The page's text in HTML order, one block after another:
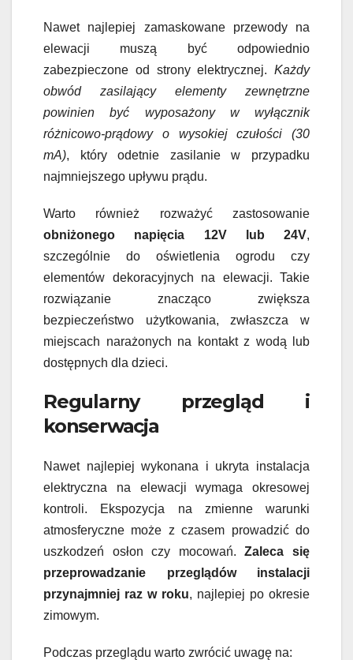
Nawet najlepiej zamaskowane przewody na
elewacji muszą być odpowiednio
zabezpieczone od strony elektrycznej. Każdy
obwód zasilający elementy zewnętrzne
powinien być wyposażony w wyłącznik
różnicowo-prądowy o wysokiej czułości (30
mA), który odetnie zasilanie w przypadku
najmniejszego upływu prądu.
Warto również rozważyć zastosowanie
obniżonego napięcia 12V lub 24V,
szczególnie do oświetlenia ogrodu czy
elementów dekoracyjnych na elewacji. Takie
rozwiązanie znacząco zwiększa
bezpieczeństwo użytkowania, zwłaszcza w
miejscach narażonych na kontakt z wodą lub
dostępnych dla dzieci.
Regularny przegląd i
konserwacja
Nawet najlepiej wykonana i ukryta instalacja
elektryczna na elewacji wymaga okresowej
kontroli. Ekspozycja na zmienne warunki
atmosferyczne może z czasem prowadzić do
uszkodzeń osłon czy mocowań.Zaleca się
przeprowadzanie przeglądów instalacji
przynajmniej raz w roku, najlepiej po okresie
zimowym.
Podczas przeglądu warto zwrócić uwagę na: